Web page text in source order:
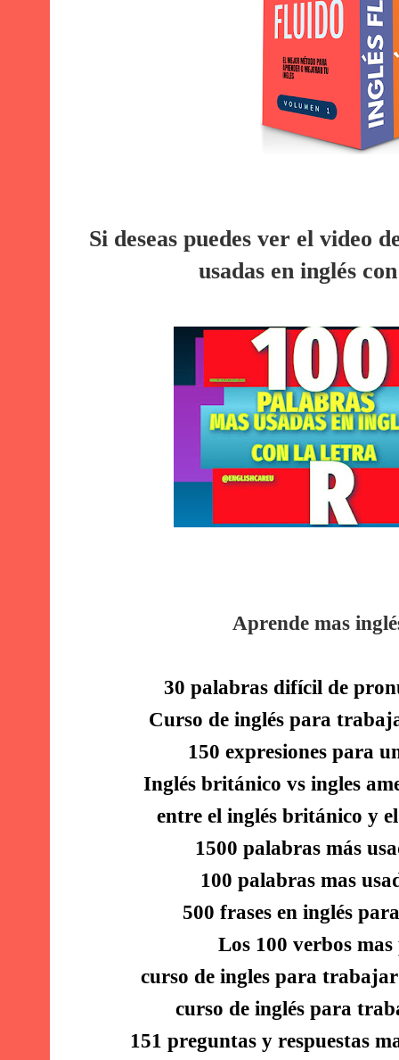
Si deseas puedes ver el video
usadas en inglés
Aprende mas
30 palabras difícil de
Curso de inglés para
150 expresiones para
Inglés británico vs ingles
entre el inglés británico y
1500 palabras más
100 palabras mas
500 frases en inglés
Los 100 verbos
curso de ingles para
curso de inglés para
151 preguntas y respuestas